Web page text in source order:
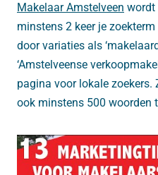
Makelaar Amstelveen wordt
minstens 2 keer je
door variaties als
‘Amstelveense
pagina voor lokale
ook minstens 500 woorden